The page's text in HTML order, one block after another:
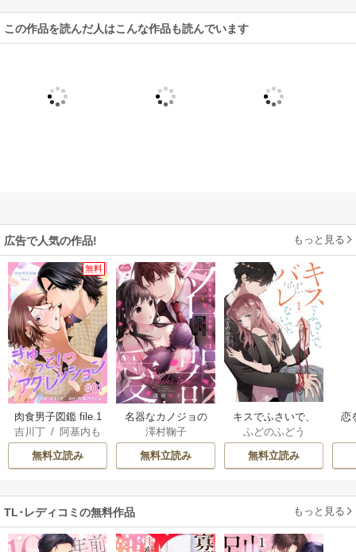
この作品を読んだ人はこんな作品も読んでいます
広告で人気の作品! もっと見る
無料
肉食男子図鑑 file.1
ぎゅ〜っと！アグ
レッション 【短
編】
吉川丁 /阿基内も
どる
無料立読み
名器なカノジョの
愛し方。 ～弁護士
上司が私に本気に
なるそうです～
澤村鞠子
無料立読み
キスでふさいで、
バレないで。【描
き下ろしおまけ付
き特装版】
ふどのふどう
無料立読み
恋
TL･レディコミの無料作品 もっと見る